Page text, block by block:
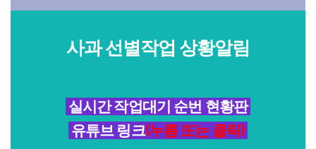
사과 선별작업 상황알림
실시간 작업대기 순번 현황판
유튜브 링크(누름 또는 클릭)